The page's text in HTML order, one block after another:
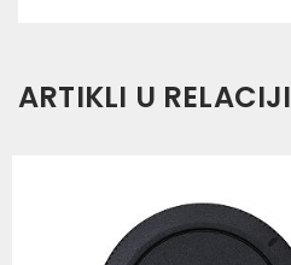
ARTIKLI U RELACIJI